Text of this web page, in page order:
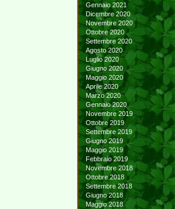
Gennaio 2021
Dicembre 2020
Novembre 2020
Ottobre 2020
Settembre 2020
Agosto 2020
Luglio 2020
Giugno 2020
Maggio 2020
Aprile 2020
Marzo 2020
Gennaio 2020
Novembre 2019
Ottobre 2019
Settembre 2019
Giugno 2019
Maggio 2019
Febbraio 2019
Novembre 2018
Ottobre 2018
Settembre 2018
Giugno 2018
Maggio 2018